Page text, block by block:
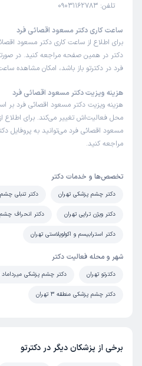
تلفن: 09031162783
ساعت کاری دکتر مسعود اقصائی فرد
برای اطلاع از ساعت کاری دکتر مسعود
دکتر در همین صفحه مراجعه کنید. در
فرد در دکترتو باز باشد، امکان مشاهده
هزینه ویزیت دکتر مسعود اقصائی فرد
هزینه ویزیت دکتر مسعود اقصائی فرد
محل فعالیت‌اش تغییر می‌کند. برای اطلاع
مسعود اقصائی فرد می‌توانید به پروفایل
مراجعه کنید.
تخصص‌ها و خدمات دکتر
دکتر چشم پزشکی تهران دکتر تنبلی چشم
دکتر ویژن تراپی تهران دکتر انحراف چشم
دکتر استرابیسم و اکولوپلاستی تهران
شهر و محله فعالیت دکتر
دکترتو تهران دکتر چشم پزشکی میرداماد
دکتر چشم پزشکی منطقه 3 تهران
برخی از پزشکان دیگر در دکترتو